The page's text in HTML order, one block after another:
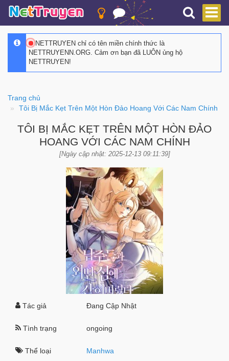
NETTRUYEN chỉ có tên miền chính thức là
NETTRUYENN.ORG. Cảm ơn bạn đã LUÔN ủng hộ
NETTRUYEN!
Trang chủ
Tôi Bị Mắc Kẹt Trên Một Hòn Đảo Hoang Với Các Nam Chính
TÔI BỊ MẮC KẸT TRÊN MỘT HÒN ĐẢO
HOANG VỚI CÁC NAM CHÍNH
[Ngày cập nhật: 2025-12-13 09:11:39]
Tác giả Đang Cập Nhật
Tình trạng ongoing
Thể loại Manhwa